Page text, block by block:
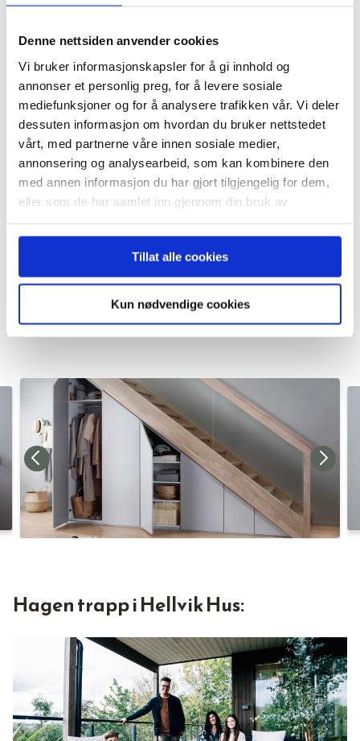
Denne nettsiden anvender cookies
Vi bruker informasjonskapsler for å gi innhold og
annonser et personlig preg, for å levere sosiale
mediefunksjoner og for å analysere trafikken vår. Vi deler
dessuten informasjon om hvordan du bruker nettstedet
vårt, med partnerne våre innen sosiale medier,
annonsering og analysearbeid, som kan kombinere den
med annen informasjon du har gjort tilgjengelig for dem,
eller som de har samlet inn gjennom din bruk av
Tillat alle cookies
Kun nødvendige cookies
Ønsket om mer plass i hjemmet er et velkjent
fenomen. Yttertøy, sportsutstyr og andre
ting – alt skal lagres et sted. Behovet øker
gjerne i takt med familien, og kanskje trenger
man også et hjemmekontor?
Løsningen er ofte å utnytte de
Plassen under trappen for eksempel.
For å gi deg enda større glede av Stryntrappa
tilbyr vi tre, smarte tilvalg:Stryntrappa Bod,
Garderobe og Kontor.
Hagen trapp i Hellvik Hus: